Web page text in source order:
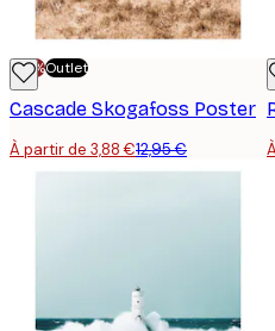
-70%Outlet
Cascade Skogafoss Poster
À partir de 3,88 €12,95 €
-